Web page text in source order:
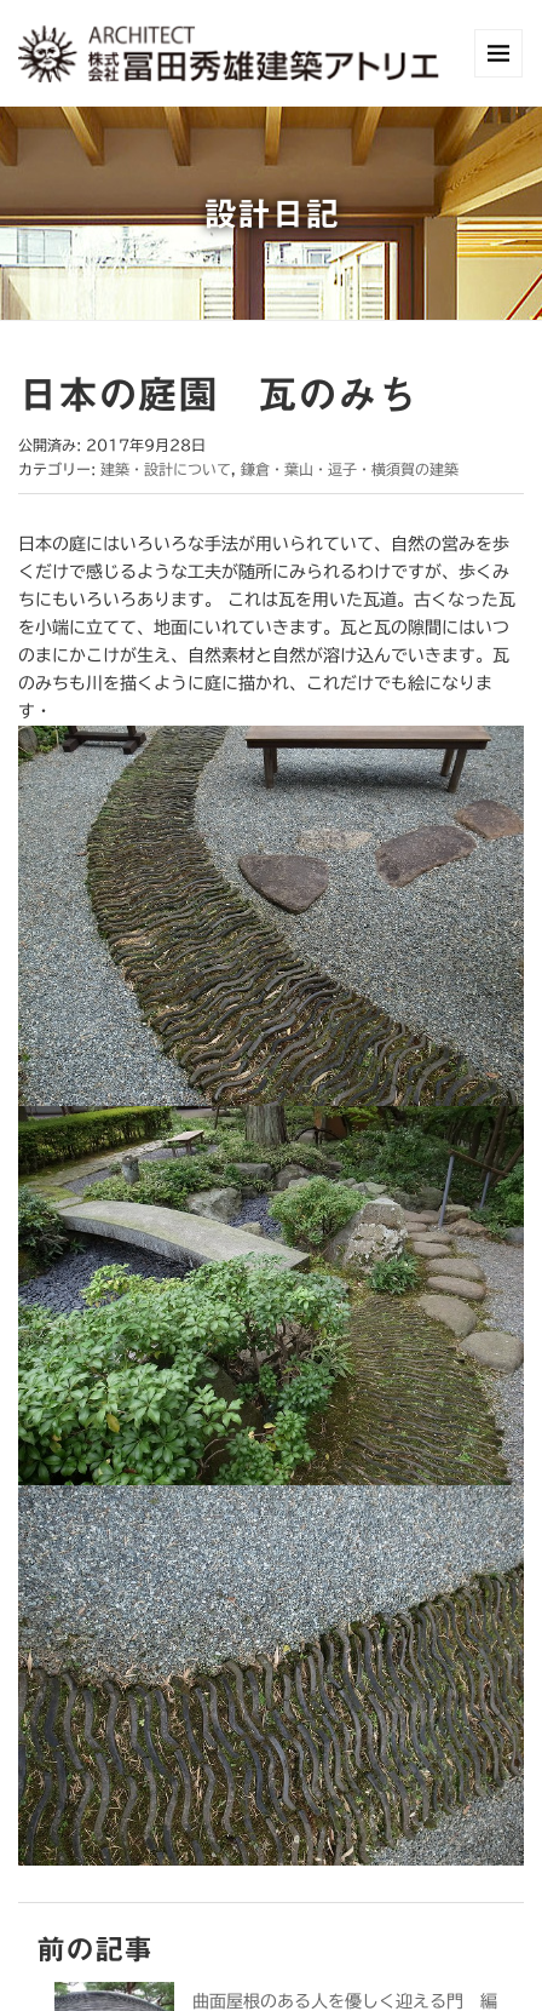
設計日記
日本の庭園 瓦のみち
公開済み: 2017年9月28日
カテゴリー: 建築・設計について 鎌倉・葉山・逗子・横須賀の建築
日本の庭にはいろいろな手法が用いられていて、自然の営みを歩
くだけで感じるような工夫が随所にみられるわけですが、歩くみ
ちにもいろいろあります。 これは瓦を用いた瓦道。古くなった瓦
を小端に立てて、地面にいれていきます。瓦と瓦の隙間にはいつ
のまにかこけが生え、自然素材と自然が溶け込んでいきます。瓦
のみちも川を描くように庭に描かれ、これだけでも絵になりま
す・
前の記事
曲面屋根のある人を優しく迎える門 編